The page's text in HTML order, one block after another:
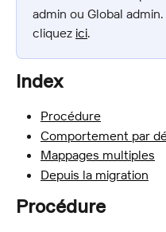
admin ou Global
cliquez ici.
Index
Procédure
Comportement par
Mappages multiples
Depuis la migration
Procédure